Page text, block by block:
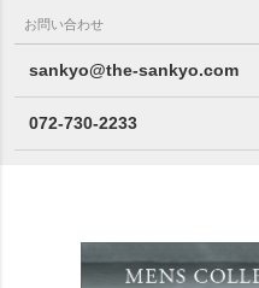
お問い合わせ
sankyo@the-sankyo.com
072-730-2233